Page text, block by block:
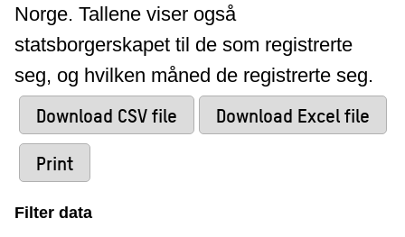
Norge. Tallene viser også
statsborgerskapet til de som registrerte
seg, og hvilken måned de registrerte seg.
Download CSV file
Download Excel file
Print
Filter data